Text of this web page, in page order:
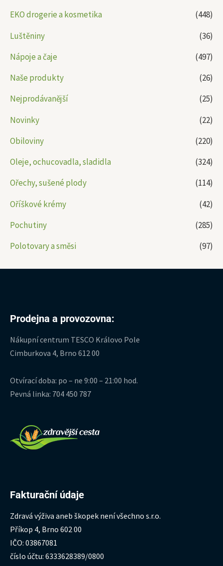
EKO drogerie a kosmetika
(448)
Luštěniny
(36)
Nápoje a čaje
(497)
Naše produkty
(26)
Nejprodávanější
(25)
Novinky
(22)
Obiloviny
(220)
Oleje, ochucovadla, sladidla
(324)
Ořechy, sušené plody
(114)
Oříškové krémy
(42)
Pochutiny
(285)
Polotovary a směsi
(97)
Prodejna a provozovna:
Nákupní centrum TESCO Královo Pole
Cimburkova 4, Brno 612 00
Otvírací doba: po – ne 9:00 – 21:00 hod.
Pevná linka: 704 450 787
Fakturační údaje
Zdravá výživa aneb škopek není všechno s.r.o.
Příkop 4, Brno 602 00
IČO: 03867081
číslo účtu: 6333628389/0800